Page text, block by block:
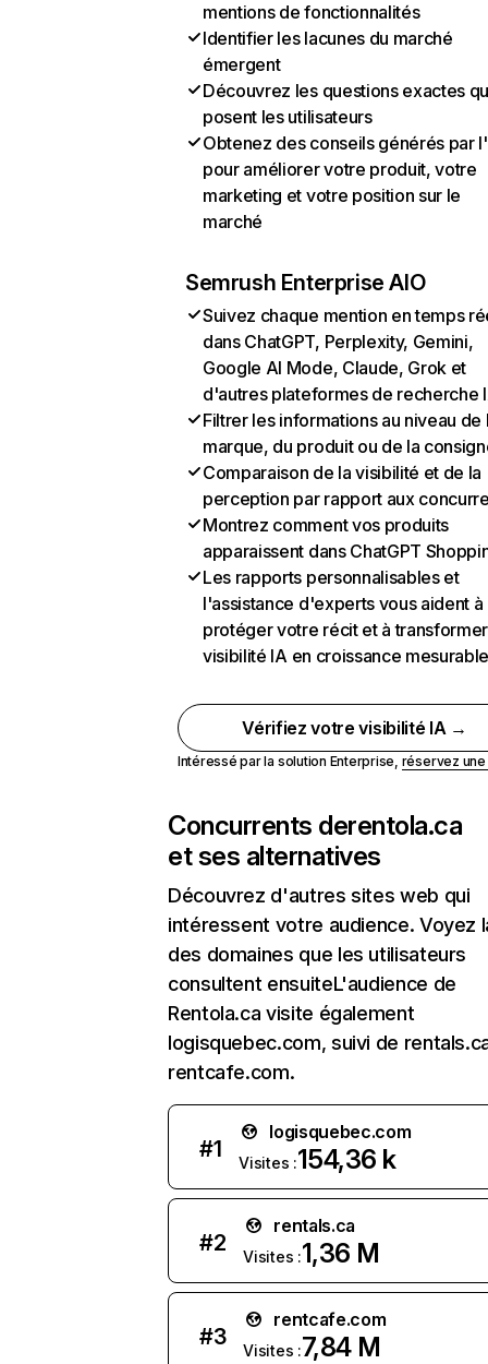
mentions de fonctionnalités
Identifier les lacunes du marché
émergent
Découvrez les questions exactes
posent les utilisateurs
Obtenez des conseils générés par
pour améliorer votre produit, votre
marketing et votre position sur le
marché
Semrush Enterprise AIO
Suivez chaque mention en temps
dans ChatGPT, Perplexity, Gemini,
Google AI Mode, Claude, Grok et
d'autres plateformes de recherche
Filtrer les informations au niveau de
marque, du produit ou de la
Comparaison de la visibilité et de la
perception par rapport aux
Montrez comment vos produits
apparaissent dans ChatGPT
Les rapports personnalisables et
l'assistance d'experts vous aident à
protéger votre récit et à
visibilité IA en croissance
Vérifiez votre visibilité IA →
Intéressé par la solution Enterprise, réservez
Concurrents derentola.ca
et ses alternatives
Découvrez d'autres sites web qui
intéressent votre audience. Voyez
des domaines que les utilisateurs
consultent ensuiteL'audience de
Rentola.ca visite également
logisquebec.com, suivi de
rentcafe.com.
#1
logisquebec.com
Visites :154,36 k
#2
rentals.ca
Visites :1,36 M
#3
rentcafe.com
Visites :7,84 M